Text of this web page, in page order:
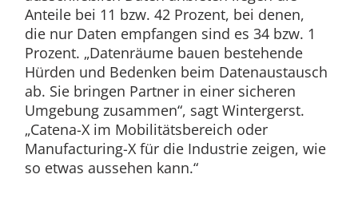
Anteile bei 11 bzw. 42 Prozent, bei denen,
die nur Daten empfangen sind es 34 bzw. 1
Prozent. „Datenräume bauen bestehende
Hürden und Bedenken beim Datenaustausch
ab. Sie bringen Partner in einer sicheren
Umgebung zusammen“, sagt Wintergerst.
„Catena-X im Mobilitätsbereich oder
Manufacturing-X für die Industrie zeigen, wie
so etwas aussehen kann.“